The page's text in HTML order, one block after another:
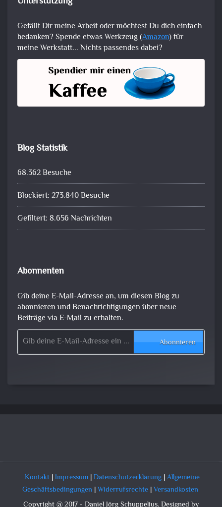
Gefällt Dir meine Arbeit oder möchtest Du dich einfach
bedanken? Spende etwas Werkzeug (Amazon) für
meine Werkstatt... Nichts passendes dabei?
Blog Statistik
68.362 Besuche
Blockiert: 273.840 Besuche
Gefiltert: 8.656 Nachrichten
Abonnenten
Gib deine E-Mail-Adresse an, um diesen Blog zu
abonnieren und Benachrichtigungen über neue
Beiträge via E-Mail zu erhalten.
Gib deine E-Mail-Adresse ein ...
Abonnieren
Kontakt| Impressum|Datenschutzerklärung|Allgemeine
Geschäftsbedingungen |Widerrufsrechte|Versandkosten